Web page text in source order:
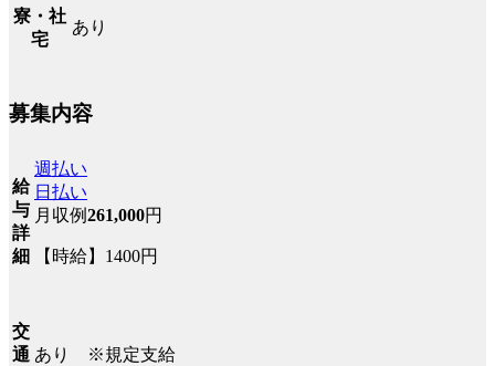
寮・社
宅
あり
募集内容
給
与
詳
細
週払い
日払い
月収例261,000円
【時給】1400円
交
通 あり ※規定支給